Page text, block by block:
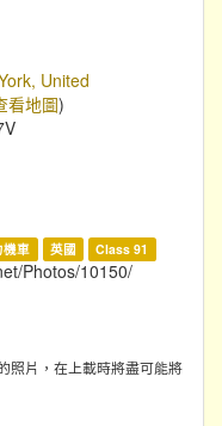
United
看地圖)
機車 英國 Class 91
Photos/10150/
照片，在上載時將盡可能將